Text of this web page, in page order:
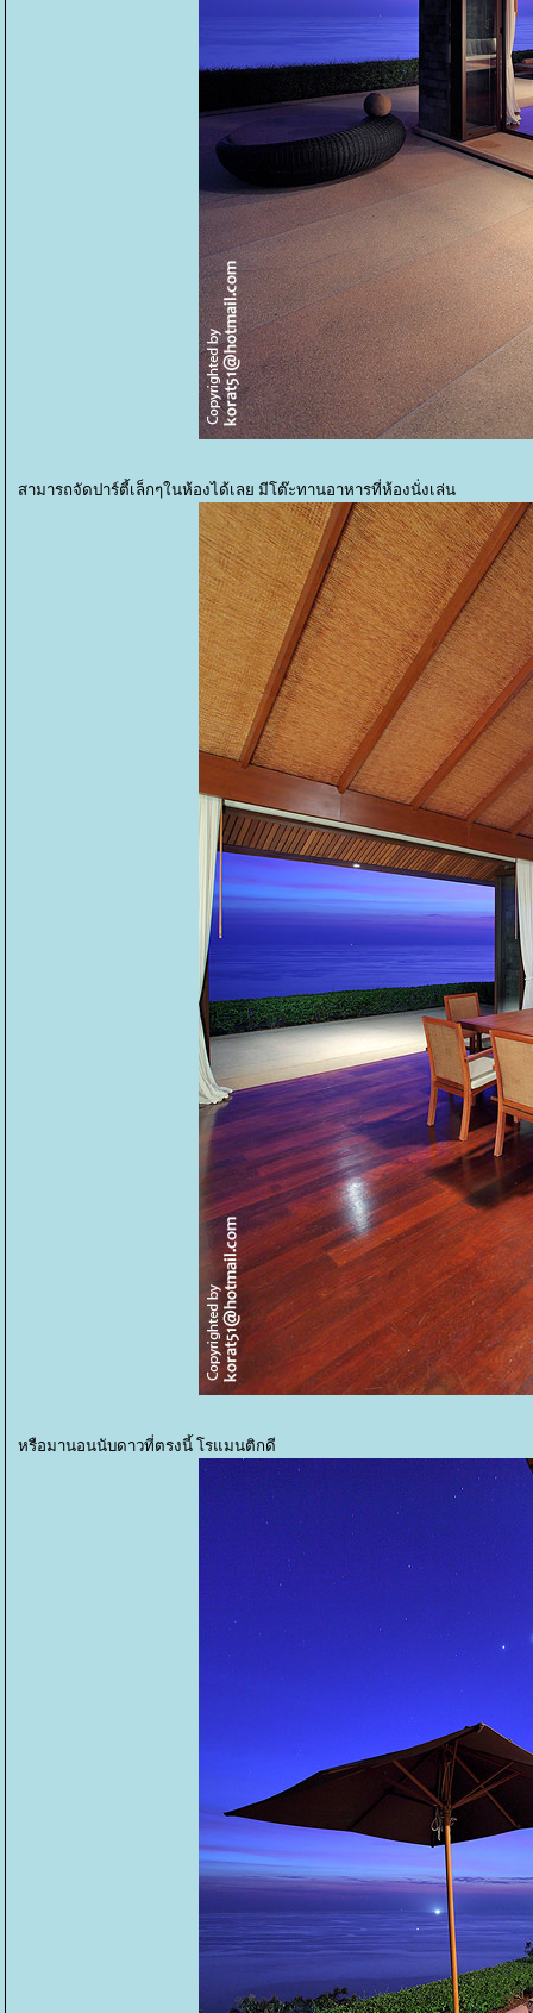
สามารถจัดปาร์ตี้เล็กๆในห้องได้เลย มีโต๊ะทานอาหารที่ห้องนั่งเล่น
หรือมานอนนับดาวที่ตรงนี้ โรแมนติกดี